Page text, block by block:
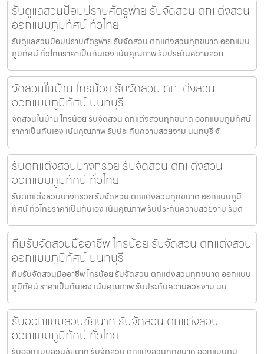
รับดูแลสวนป้อมปราบศัตรูพ่าย รับจัดสวน ตกแต่งสวน
ออกแบบภูมิทัศน์ ทั่วไทย
รับดูแลสวนป้อมปราบศัตรูพ่าย รับจัดสวน ตกแต่งสวนทุกขนาด ออกแบบ
ภูมิทัศน์ ทั่วไทยราคาเป็นกันเอง เน้นคุณภาพ รับประกันความสวย
จัดสวนในบ้าน ไทรน้อย รับจัดสวน ตกแต่งสวน
ออกแบบภูมิทัศน์ นนทบุรี
จัดสวนในบ้าน ไทรน้อย รับจัดสวน ตกแต่งสวนทุกขนาด ออกแบบภูมิทัศน์
ราคาเป็นกันเอง เน้นคุณภาพ รับประกันความสวยงาม นนทบุรี จั
รับตกแต่งสวนบางกรวย รับจัดสวน ตกแต่งสวน
ออกแบบภูมิทัศน์ ทั่วไทย
รับตกแต่งสวนบางกรวย รับจัดสวน ตกแต่งสวนทุกขนาด ออกแบบภูมิ
ทัศน์ ทั่วไทยราคาเป็นกันเอง เน้นคุณภาพ รับประกันความสวยงาม รับต
ทีมรับจัดสวนมืออาชีพ ไทรน้อย รับจัดสวน ตกแต่งสวน
ออกแบบภูมิทัศน์ นนทบุรี
ทีมรับจัดสวนมืออาชีพ ไทรน้อย รับจัดสวน ตกแต่งสวนทุกขนาด ออกแบบ
ภูมิทัศน์ ราคาเป็นกันเอง เน้นคุณภาพ รับประกันความสวยงาม นน
รับออกแบบสวนชัยนาท รับจัดสวน ตกแต่งสวน
ออกแบบภูมิทัศน์ ทั่วไทย